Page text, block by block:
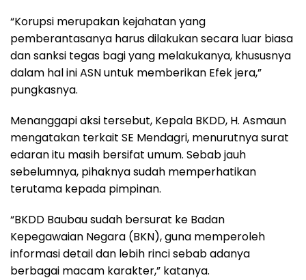
“Korupsi merupakan kejahatan yang
pemberantasanya harus dilakukan secara luar biasa
dan sanksi tegas bagi yang melakukanya, khususnya
dalam hal ini ASN untuk memberikan Efek jera,”
pungkasnya.
Menanggapi aksi tersebut, Kepala BKDD, H. Asmaun
mengatakan terkait SE Mendagri, menurutnya surat
edaran itu masih bersifat umum. Sebab jauh
sebelumnya, pihaknya sudah memperhatikan
terutama kepada pimpinan.
“BKDD Baubau sudah bersurat ke Badan
Kepegawaian Negara (BKN), guna memperoleh
informasi detail dan lebih rinci sebab adanya
berbagai macam karakter,” katanya.